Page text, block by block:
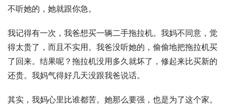
不听她的，她就跟你急。
我记得有一次，我爸想买一辆二手拖拉机。我妈不同意，觉
得太贵了，而且不实用。我爸没听她的，偷偷地把拖拉机买
了回来。结果呢？拖拉机没用多久就坏了，修起来比买新的
还贵。我妈气得好几天没跟我爸说话。
其实，我妈心里比谁都苦。她那么要强，也是为了这个家。